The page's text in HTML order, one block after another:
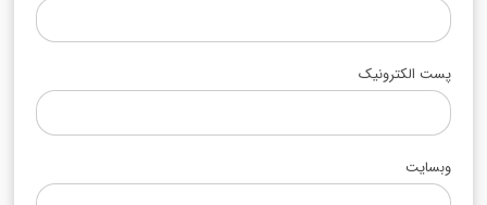
پست الکترونیک
وبسایت